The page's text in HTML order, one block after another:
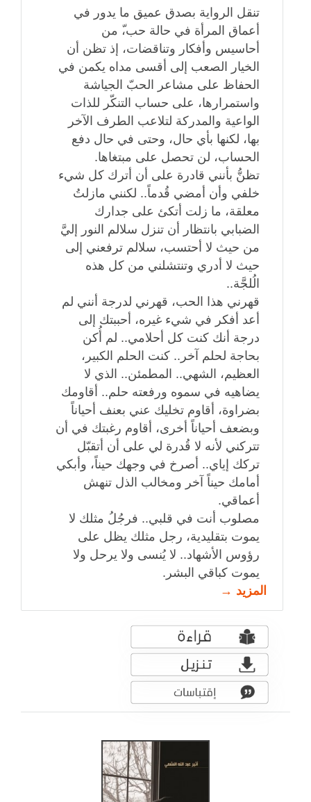
تنقل الرواية بصدق عميق ما يدور في
أعماق المرأة في حالة حب،ّ من
أحاسيس وأفكار وتناقضات، إذ تظن أن
الخيار الصعب إلى أقسى مداه يكمن في
الحفاظ على مشاعر الحبّ الجياشة
واستمرارها، على حساب التنكّر للذات
الواعية والمدركة لتلاعب الطرف الآخر
بها، لكنها بأي حال، وحتى في حال دفع
الحساب، لن تحصل على مبتغاها.
تظنُّ بأنني قادرة على أن أترك كل شيء
خلفي وأن أمضي قُدماً.. لكنني مازلتُ
معلقة، ما زلت أتكئ على جدارك
الضبابي بانتظار أن تنزل سلالم النور إليَّ
من حيث لا أحتسب، سلالم ترفعني إلى
حيث لا أدري وتنتشلني من كل هذه
الُلجَّة..
قهرني هذا الحب، قهرني لدرجة أنني لم
أعد أفكر في شيء غيره، أحببتك إلى
درجة أنك كنت كل أحلامي.. لم أُكن
بحاجة لحلم آخر.. كنت الحلم الكبير،
العظيم، الشهي.. المطمئن.. الذي لا
يضاهيه في سموه ورفعته حلم.. أقاومك
بضراوة، أقاوم تخليك عني بعنف أحياناً
وبضعف أحياناً أخرى، أقاوم رغبتك في أن
تتركني لأنه لا قُدرة لي على أن أتقبّل
تركك إياي.. أصرخ في وجهك حيناً، وأبكي
أمامك حيناً آخر ومخالب الذل تنهش
أعماقي.
مصلوب أنت في قلبي.. فرجُلُ مثلك لا
يموت بتقليدية، رجل مثلك يظل على
رؤوس الأشهاد.. لا يُنسى ولا يرحل ولا
يموت كباقي البشر.
المزيد →